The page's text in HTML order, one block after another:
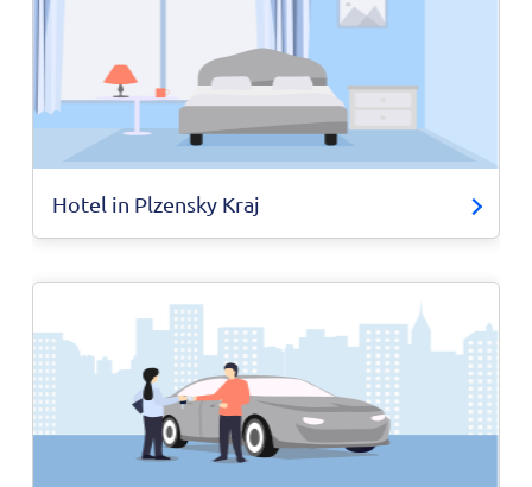
Hotel in Plzensky Kraj